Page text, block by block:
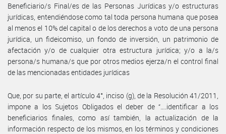
Beneficiario/s Final/es de las Personas Jurídicas y/o estructuras
jurídicas, entendiéndose como tal toda persona humana que posea
al menos el 10% del capital o de los derechos a voto de una persona
jurídica, un fideicomiso, un fondo de inversión, un patrimonio de
afectación y/o de cualquier otra estructura jurídica; y/o a la/s
persona/s humana/s que por otros medios ejerza/n el control final
de las mencionadas entidades jurídicas
Que, por su parte, el artículo 4°, inciso (g), de la Resolución 41/2011,
impone a los Sujetos Obligados el deber de “….identificar a los
beneficiarios finales, como así también, la actualización de la
información respecto de los mismos, en los términos y condiciones